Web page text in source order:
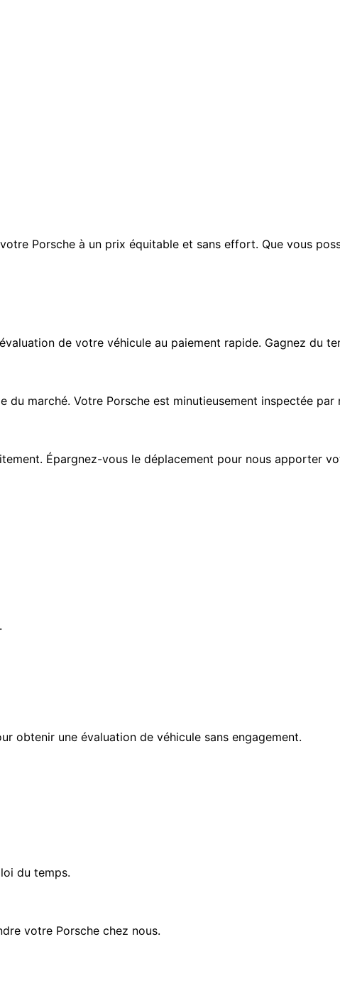
Porsche à un prix équitable et sans effort. Que vous
de votre véhicule au paiement rapide. Gagnez
marché. Votre Porsche est minutieusement inspectée
Épargnez-vous le déplacement pour nous
obtenir une évaluation de véhicule sans engagement.
du temps.
votre Porsche chez nous.